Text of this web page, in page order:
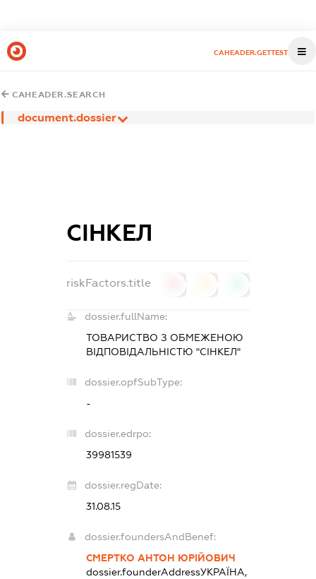
CAHEADER.GETTEST
CAHEADER.SEARCH
document.dossier
СІНКЕЛ
riskFactors.title
dossier.fullName:
ТОВАРИСТВО З ОБМЕЖЕНОЮ
ВІДПОВІДАЛЬНІСТЮ "СІНКЕЛ"
dossier.opfSubType:
-
dossier.edrpo:
39981539
dossier.regDate:
31.08.15
dossier.foundersAndBenef:
СМЕРТКО АНТОН ЮРІЙОВИЧ
dossier.founderAddressУКРАЇНА,